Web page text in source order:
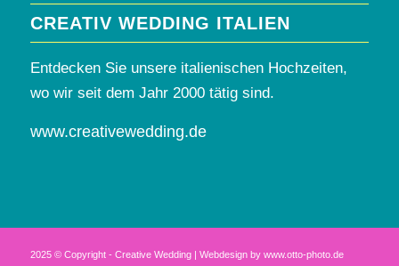
CREATIV WEDDING ITALIEN
Entdecken Sie unsere italienischen Hochzeiten,
wo wir seit dem Jahr 2000 tätig sind.
www.creativewedding.de
2025 © Copyright - Creative Wedding | Webdesign by www.otto-photo.de